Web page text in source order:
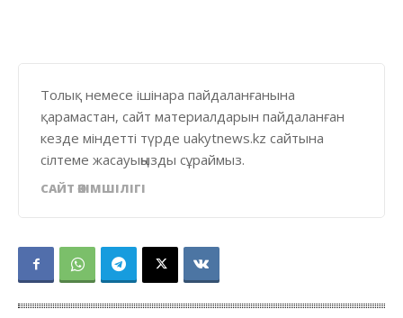
Толық немесе ішінара пайдаланғанына
қарамастан, сайт материалдарын пайдаланған
кезде міндетті түрде uakytnews.kz сайтына
сілтеме жасауыңызды сұраймыз.
САЙТ ӘКІМШІЛІГІ